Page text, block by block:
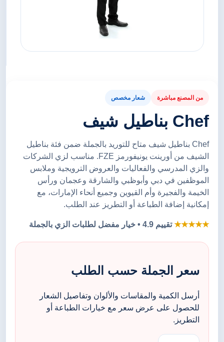
من المصنع مباشرة شعار مخصص
Chef بناطيل شيف
Chef بناطيل شيف متاح للتوريد بالجملة ضمن فئة بناطيل
الشيف من أورينت يونيفورمز FZE. مناسب لزي الشركات
والزي المدرسي والفعاليات والعروض الترويجية وملابس
الموظفين في دبي وأبوظبي والشارقة وعجمان ورأس
الخيمة والفجيرة وأم القيوين وجميع أنحاء الإمارات، مع
إمكانية إضافة الطباعة أو التطريز عند الطلب.
★★★★★تقييم 4.9 • خيار مفضل لطلبات الزي بالجملة
سعر الجملة حسب الطلب
أرسل الكمية والمقاسات والألوان وتفاصيل الشعار
للحصول على عرض سعر مع خيارات الطباعة أو
التطريز.